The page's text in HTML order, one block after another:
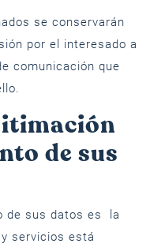
se conservarán
por el interesado a
comunicación que
de sus
de sus datos es la
servicios está